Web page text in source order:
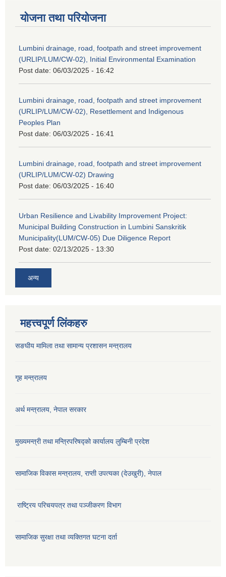
योजना तथा परियोजना
Lumbini drainage, road, footpath and street improvement
(URLIP/LUM/CW-02), Initial Environmental Examination
Post date: 06/03/2025 - 16:42
Lumbini drainage, road, footpath and street improvement
(URLIP/LUM/CW-02), Resettlement and Indigenous
Peoples Plan
Post date: 06/03/2025 - 16:41
Lumbini drainage, road, footpath and street improvement
(URLIP/LUM/CW-02) Drawing
Post date: 06/03/2025 - 16:40
Urban Resilience and Livability Improvement Project:
Municipal Building Construction in Lumbini Sanskritik
Municipality(LUM/CW-05) Due Diligence Report
Post date: 02/13/2025 - 13:30
अन्य
महत्त्वपूर्ण लिंकहरु
सङघीय मामिला तथा सामान्य प्रशासन मन्‍त्रालय
गृह मन्त्रालय
अर्थ मन्त्रालय, नेपाल सरकार
मुख्यमन्त्री तथा मन्त्रिपरिषद्को कार्यालय लुम्बिनी प्रदेश
सामाजिक विकास मन्‍‍त्रालय, राप्ती उपत्यका (देउखुरी), नेपाल
राष्ट्रिय परिचयपत्र तथा पञ्जीकरण विभाग
सामाजिक सुरक्षा तथा व्यक्तिगत घटना दर्ता